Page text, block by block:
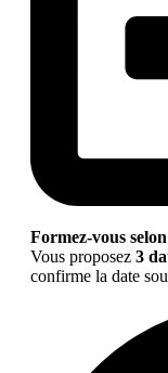
Formez-vous
Vous proposez 3
confirme la date